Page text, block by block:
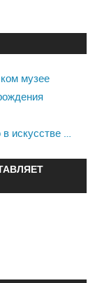
музее
искусстве …